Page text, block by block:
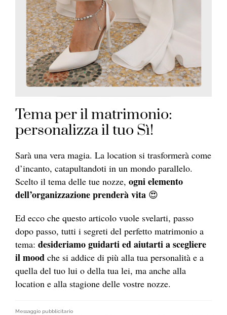
Tema per il matrimonio:
personalizza il tuo Sì!
Sarà una vera magia. La location si trasformerà come
d’incanto, catapultandoti in un mondo parallelo.
Scelto il tema delle tue nozze, ogni elemento
dell’organizzazione prenderà vita 😍
Ed ecco che questo articolo vuole svelarti, passo
dopo passo, tutti i segreti del perfetto matrimonio a
tema: desideriamo guidarti ed aiutarti a scegliere
il mood che si addice di più alla tua personalità e a
quella del tuo lui o della tua lei, ma anche alla
location e alla stagione delle vostre nozze.
Messaggio pubblicitario